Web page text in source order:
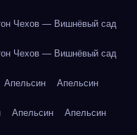
Чехов — Вишнёвый сад
Чехов — Вишнёвый сад
Апельсин Апельсин
Апельсин Апельсин